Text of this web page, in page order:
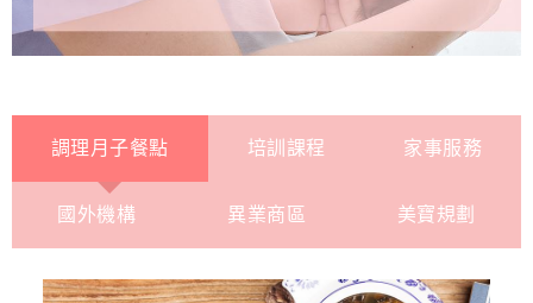
調理月子餐點 培訓課程 家事服務
國外機構 異業商區 美寶規劃